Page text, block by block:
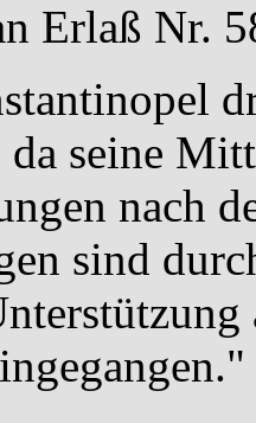
Erlaß Nr.
seine
nach
sind